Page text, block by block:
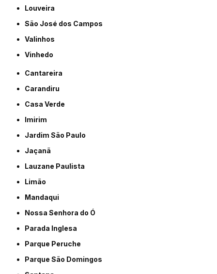
Louveira
São José dos Campos
Valinhos
Vinhedo
Cantareira
Carandiru
Casa Verde
Imirim
Jardim São Paulo
Jaçanã
Lauzane Paulista
Limão
Mandaqui
Nossa Senhora do Ó
Parada Inglesa
Parque Peruche
Parque São Domingos